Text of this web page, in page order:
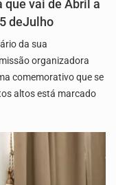
que vai de Abril a
deJulho
da sua
organizadora
comemorativo que se
altos está marcado